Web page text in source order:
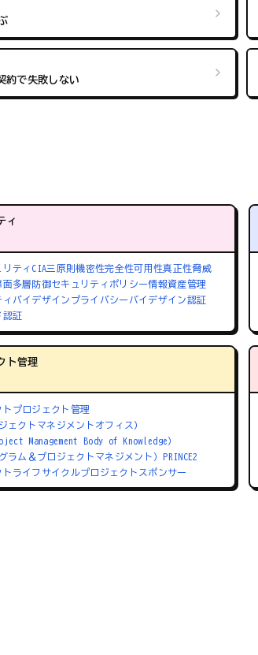
約で失敗しない
ィ
ティ CIA三原則機密性完全性可用性真正性脅威
面多層防御セキュリティポリシー情報資産管理
ィバイデザイン プライバシーバイデザイン認証
認証
ト管理
ト プロジェクト管理
ジェクトマネジメントオフィス）
Management Body of Knowledge）
ラム＆プロジェクトマネジメント）PRINCE2
トライフサイクルプロジェクトスポンサー